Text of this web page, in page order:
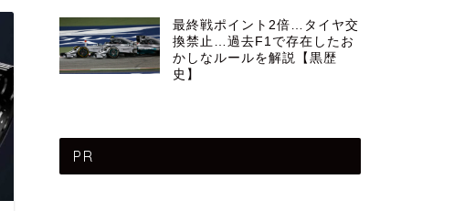
最終戦ポイント2倍…タイヤ交
換禁止…過去F1で存在したお
かしなルールを解説【黒歴
史】
PR